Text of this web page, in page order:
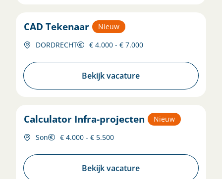
CAD Tekenaar
Nieuw
DORDRECHT
€ 4.000 - € 7.000
Bekijk vacature
Calculator Infra-projecten
Nieuw
Son
€ 4.000 - € 5.500
Bekijk vacature